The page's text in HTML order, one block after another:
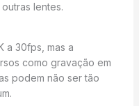
lentes.
a 30fps, mas a
como gravação em
podem não ser tão